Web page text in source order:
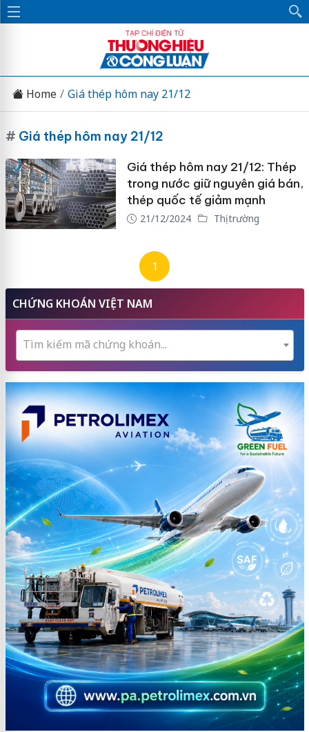
Home Giá thép hôm nay 21/12
# Giá thép hôm nay 21/12
Giá thép hôm nay 21/12: Thép
trong nước giữ nguyên giá bán,
thép quốc tế giảm mạnh
21/12/2024 Thị trường
1
CHỨNG KHOÁN VIỆT NAM
Tìm kiếm mã chứng khoán...